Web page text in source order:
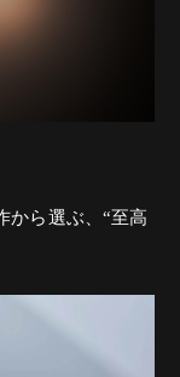
から選ぶ、“至高